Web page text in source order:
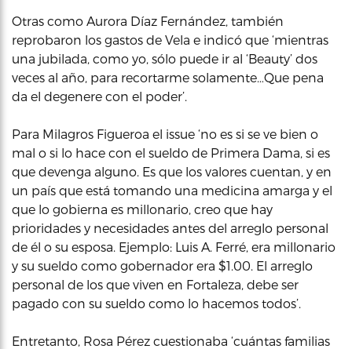
Otras como Aurora Díaz Fernández, también
reprobaron los gastos de Vela e indicó que ‘mientras
una jubilada, como yo, sólo puede ir al ‘Beauty’ dos
veces al año, para recortarme solamente…Que pena
da el degenere con el poder’.
Para Milagros Figueroa el issue ‘no es si se ve bien o
mal o si lo hace con el sueldo de Primera Dama, si es
que devenga alguno. Es que los valores cuentan, y en
un país que está tomando una medicina amarga y el
que lo gobierna es millonario, creo que hay
prioridades y necesidades antes del arreglo personal
de él o su esposa. Ejemplo: Luis A. Ferré, era millonario
y su sueldo como gobernador era $1.00. El arreglo
personal de los que viven en Fortaleza, debe ser
pagado con su sueldo como lo hacemos todos’.
Entretanto, Rosa Pérez cuestionaba ‘cuántas familias